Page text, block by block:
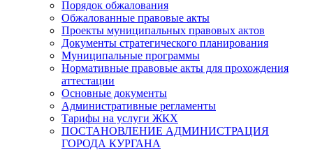
Порядок обжалования
Обжалованные правовые акты
Проекты муниципальных правовых актов
Документы стратегического планирования
Муниципальные программы
Нормативные правовые акты для прохождения
аттестации
Основные документы
Административные регламенты
Тарифы на услуги ЖКХ
ПОСТАНОВЛЕНИЕ АДМИНИСТРАЦИЯ
ГОРОДА КУРГАНА